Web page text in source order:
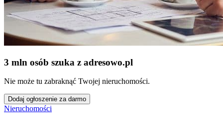
3 mln osób szuka z adresowo.pl
Nie może tu zabraknąć Twojej nieruchomości.
Dodaj ogłoszenie za darmo
Nieruchomości